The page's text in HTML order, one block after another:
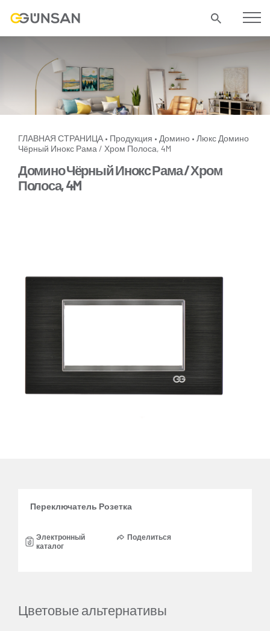
ГЛАВНАЯ СТРАНИЦА • Продукция • Домино • Люкс Домино
Чёрный Инокс Рама / Хром Полоса, 4M
Домино Чёрный Инокс Рама / Хром
Полоса, 4M
Переключатель Розетка
Электронный
каталог
Поделиться
Цветовые альтернативы